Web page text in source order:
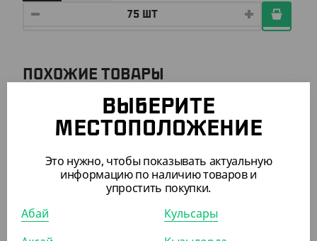
ПОХОЖИЕ ТОВАРЫ
6 573
(93.90
ВЫБЕРИТЕ
МЕСТОПОЛОЖЕНИЕ
Это нужно, чтобы показывать актуальную
информацию по наличию товаров и
упростить покупки.
Абай
Кульсары